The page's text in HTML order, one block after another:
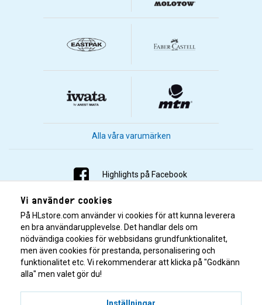
Alla våra varumärken
Highlights på Facebook
Highlights på Instagram
Highlights på Youtube
Highlights på Tiktok
Vi använder cookies
På HLstore.com använder vi cookies för att kunna leverera
en bra användarupplevelse. Det handlar dels om
nödvändiga cookies för webbsidans grundfunktionalitet,
men även cookies för prestanda, personalisering och
funktionalitet etc. Vi rekommenderar att klicka på "Godkänn
alla" men valet gör du!